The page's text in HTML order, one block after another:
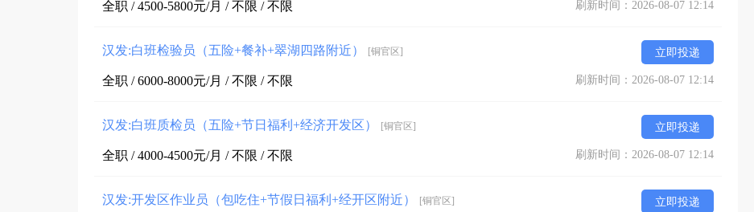
全职 / 4500-5800元/月 / 不限 / 不限 刷新时间：2026-08-07 12:14
汉发:白班检验员（五险+餐补+翠湖四路附近） [铜官区] 立即投递
全职 / 6000-8000元/月 / 不限 / 不限 刷新时间：2026-08-07 12:14
汉发:白班质检员（五险+节日福利+经济开发区） [铜官区] 立即投递
全职 / 4000-4500元/月 / 不限 / 不限 刷新时间：2026-08-07 12:14
汉发:开发区作业员（包吃住+节假日福利+经开区附近） [铜官区] 立即投递